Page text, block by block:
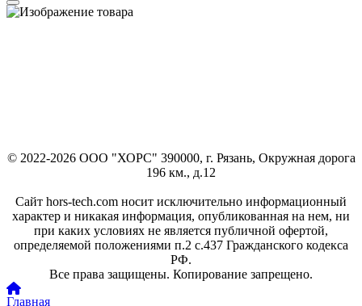
© 2022-2026 ООО "ХОРС" 390000, г. Рязань, Окружная дорога
196 км., д.12
Сайт hors-tech.com носит исключительно информационный
характер и никакая информация, опубликованная на нем, ни
при каких условиях не является публичной офертой,
определяемой положениями п.2 с.437 Гражданского кодекса
РФ.
Все права защищены. Копирование запрещено.
Главная